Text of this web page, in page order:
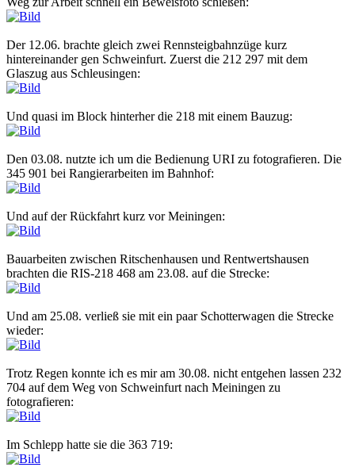
Der 12.06. brachte gleich zwei Rennsteigbahnzüge kurz
hintereinander gen Schweinfurt. Zuerst die 212 297 mit dem
Glaszug aus Schleusingen:
Und quasi im Block hinterher die 218 mit einem Bauzug:
Den 03.08. nutzte ich um die Bedienung URI zu fotografieren. Die
345 901 bei Rangierarbeiten im Bahnhof:
Und auf der Rückfahrt kurz vor Meiningen:
Bauarbeiten zwischen Ritschenhausen und Rentwertshausen
brachten die RIS-218 468 am 23.08. auf die Strecke:
Und am 25.08. verließ sie mit ein paar Schotterwagen die Strecke
wieder:
Trotz Regen konnte ich es mir am 30.08. nicht entgehen lassen 232
704 auf dem Weg von Schweinfurt nach Meiningen zu
fotografieren:
Im Schlepp hatte sie die 363 719: